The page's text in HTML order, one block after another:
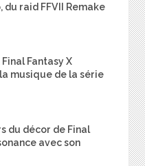
du raid FFVII Remake
Final Fantasy X
musique de la série
du décor de Final
avec son